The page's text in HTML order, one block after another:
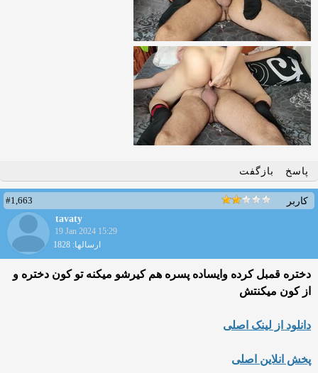
پاسخ بازگفت
کاربر
#1,663
tavaty
19 Jan 2024 15:29
ارسالها: 1828
دختره قمبل کرده وایساده پسره هم کیرشو میکنه تو کون دختره و
از کون میکنتش
دانلود از لینک اصلی
پخش انلاین اصلی